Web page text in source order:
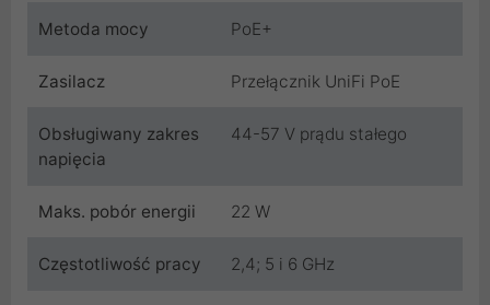
Metoda mocy PoE+
Zasilacz Przełącznik UniFi PoE
Obsługiwany zakres
napięcia
44-57 V prądu stałego
Maks. pobór energii 22 W
Częstotliwość pracy 2,4; 5 i 6 GHz